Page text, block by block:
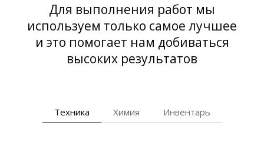
Для выполнения работ мы
используем только самое лучшее
и это помогает нам добиваться
высоких результатов
Техника Химия Инвентарь